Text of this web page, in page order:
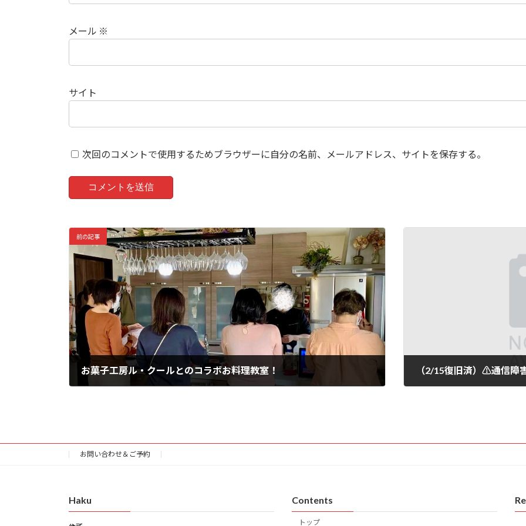
メール ※
サイト
次回のコメントで使用するためブラウザーに自分の名前、メールアドレス、サイトを保存する。
前の記事
お菓子工房ル・クールとのコラボお料理教室！ （2/15復旧済）⚠️通信障
お問い合わせ＆ご予約
Haku Contents
トップ